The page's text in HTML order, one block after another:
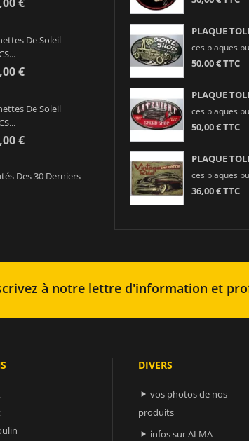
De Soleil
€
De Soleil
€
Des 30 Derniers
PLAQUE
ces plaques
50,00 € TTC
PLAQUE
ces plaques
50,00 € TTC
PLAQUE
ces plaques
36,00 € TTC
à notre lettre d'information et
DIVERS
 vos photos de nos
produits
 infos sur ALMA